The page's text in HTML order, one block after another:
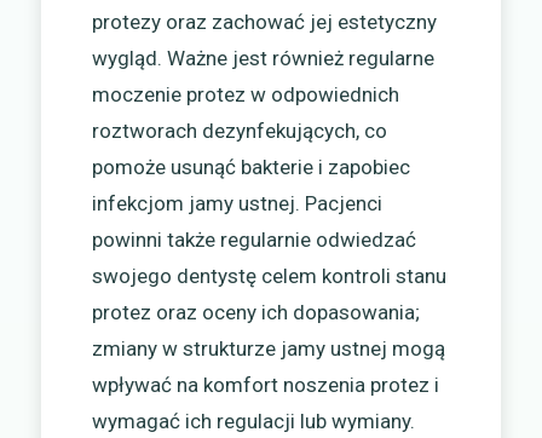
protezy oraz zachować jej estetyczny
wygląd. Ważne jest również regularne
moczenie protez w odpowiednich
roztworach dezynfekujących, co
pomoże usunąć bakterie i zapobiec
infekcjom jamy ustnej. Pacjenci
powinni także regularnie odwiedzać
swojego dentystę celem kontroli stanu
protez oraz oceny ich dopasowania;
zmiany w strukturze jamy ustnej mogą
wpływać na komfort noszenia protez i
wymagać ich regulacji lub wymiany.